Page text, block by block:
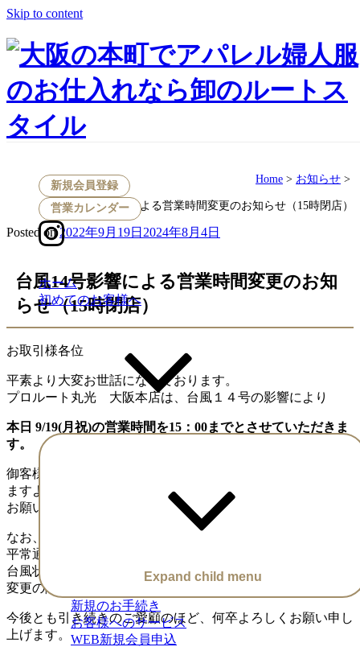
Skip to content
新規会員登録
営業カレンダー
ホーム
初めてのお客様へ
Expand child menu
新規のお手続き
お客様へのサービス
WEB新規会員申込
お知らせ
Home > お知らせ >
台風14号影響による営業時間変更のお知らせ（15時閉店）
Posted on 2022年9月19日 2024年8月4日
台風14号影響による営業時間変更のお知
らせ（15時閉店）
お取引様各位
平素より大変お世話になっております。
プロルート丸光 大阪本店は、台風１４号の影響により
本日 9/19(月祝)の営業時間を15：00までとさせていただきま
す。
御客様には大変ご不便をお掛け致しますが 何卒ご理解賜り
ますよう
お願い申し上げます
なお、明日9月20日（火）につきましては、
平常通り9：00～16：00 営業の予定をしておりますが、
台風状況により変更となる場合がございます。
変更の際は、再度ホームページにてご案内いたします。
今後とも引き続きのご愛顧のほど、何卒よろしくお願い申し
上げます。